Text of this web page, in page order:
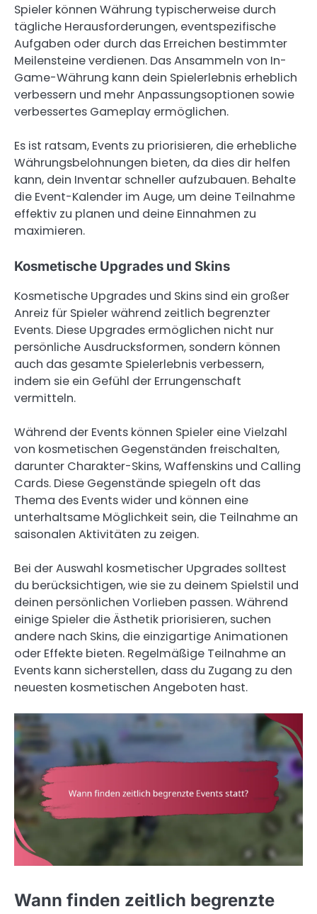
Spieler können Währung typischerweise durch
tägliche Herausforderungen, eventspezifische
Aufgaben oder durch das Erreichen bestimmter
Meilensteine verdienen. Das Ansammeln von In-
Game-Währung kann dein Spielerlebnis erheblich
verbessern und mehr Anpassungsoptionen sowie
verbessertes Gameplay ermöglichen.
Es ist ratsam, Events zu priorisieren, die erhebliche
Währungsbelohnungen bieten, da dies dir helfen
kann, dein Inventar schneller aufzubauen. Behalte
die Event-Kalender im Auge, um deine Teilnahme
effektiv zu planen und deine Einnahmen zu
maximieren.
Kosmetische Upgrades und Skins
Kosmetische Upgrades und Skins sind ein großer
Anreiz für Spieler während zeitlich begrenzter
Events. Diese Upgrades ermöglichen nicht nur
persönliche Ausdrucksformen, sondern können
auch das gesamte Spielerlebnis verbessern,
indem sie ein Gefühl der Errungenschaft
vermitteln.
Während der Events können Spieler eine Vielzahl
von kosmetischen Gegenständen freischalten,
darunter Charakter-Skins, Waffenskins und Calling
Cards. Diese Gegenstände spiegeln oft das
Thema des Events wider und können eine
unterhaltsame Möglichkeit sein, die Teilnahme an
saisonalen Aktivitäten zu zeigen.
Bei der Auswahl kosmetischer Upgrades solltest
du berücksichtigen, wie sie zu deinem Spielstil und
deinen persönlichen Vorlieben passen. Während
einige Spieler die Ästhetik priorisieren, suchen
andere nach Skins, die einzigartige Animationen
oder Effekte bieten. Regelmäßige Teilnahme an
Events kann sicherstellen, dass du Zugang zu den
neuesten kosmetischen Angeboten hast.
Wann finden zeitlich begrenzte